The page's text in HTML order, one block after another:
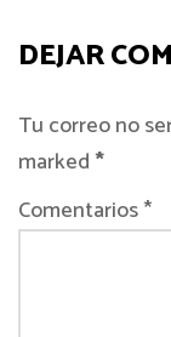
DEJAR
Tu correo no
marked*
Comentarios *